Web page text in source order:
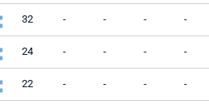
32 - - - -
24 - - - -
22 - - - -